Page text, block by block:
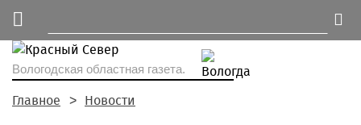
Вологодская областная газета.
Главное Новости